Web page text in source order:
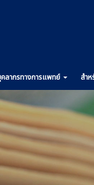
ลากรทางการแพทย์ สำห